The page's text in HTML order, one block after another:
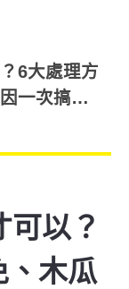
6大處理方
一次搞
可以？
、木瓜